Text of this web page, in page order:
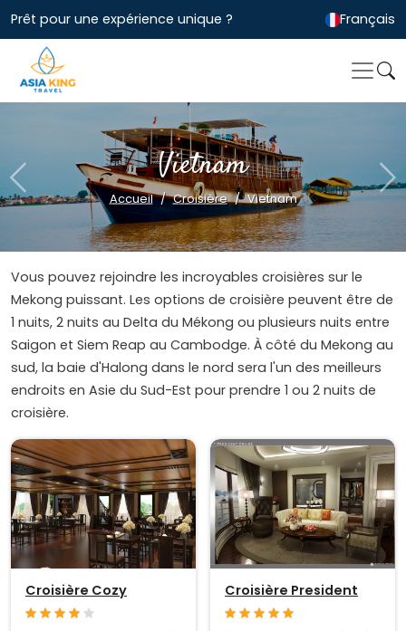
Prêt pour une expérience unique ? Français
Vietnam
Accueil Croisière Vietnam
Previous
Vous pouvez rejoindre les incroyables croisières sur le
Mekong puissant. Les options de croisière peuvent être de
1 nuits, 2 nuits au Delta du Mékong ou plusieurs nuits entre
Saigon et Siem Reap au Cambodge. À côté du Mekong au
sud, la baie d'Halong dans le nord sera l'un des meilleurs
endroits en Asie du Sud-Est pour prendre 1 ou 2 nuits de
croisière.
Croisière Cozy Croisière President